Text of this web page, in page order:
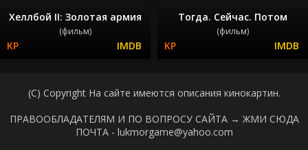
Хеллбой II: Золотая армия
(фильм)
Тогда. Сейчас. Потом
(фильм)
(C) Copyright На сайте имеются описания кинокартин.
ПРАВООБЛАДАТЕЛЯМ И ПО ВОПРОСУ САЙТА → ЖМИ СЮДА
ПОЧТА - lukmorgame@yahoo.com